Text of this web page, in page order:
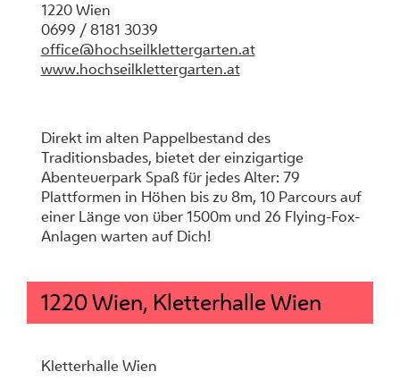
1220 Wien
0699 / 8181 3039
office@hochseilklettergarten.at
www.hochseilklettergarten.at
Direkt im alten Pappelbestand des
Traditionsbades, bietet der einzigartige
Abenteuerpark Spaß für jedes Alter: 79
Plattformen in Höhen bis zu 8m, 10 Parcours auf
einer Länge von über 1500m und 26 Flying-Fox-
Anlagen warten auf Dich!
1220 Wien, Kletterhalle Wien
Kletterhalle Wien